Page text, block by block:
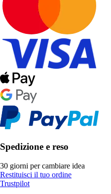
Spedizione e reso
30 giorni per cambiare idea
Restituisci il tuo ordine
Trustpilot